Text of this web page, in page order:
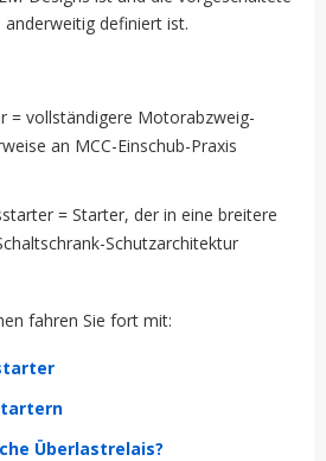
definiert ist.
= vollständigere Motorabzweig-
an MCC-Einschub-Praxis
= Starter, der in eine breitere
Schutzarchitektur
fahren Sie fort mit:
Überlastrelais?